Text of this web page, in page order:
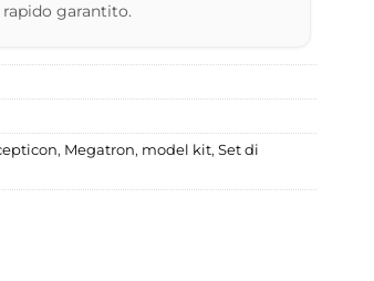
garantito.
, Megatron, model kit, Set di